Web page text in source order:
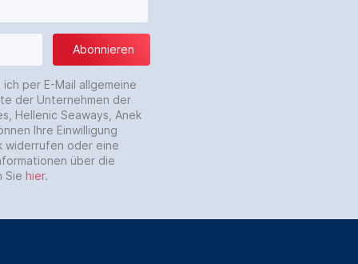
Abonnieren
per E-Mail allgemeine
der Unternehmen der
Hellenic Seaways, Anek
Ihre Einwilligung
widerrufen oder eine
über die
Sie hier.